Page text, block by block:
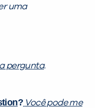
uma
pergunta.
? Você pode me